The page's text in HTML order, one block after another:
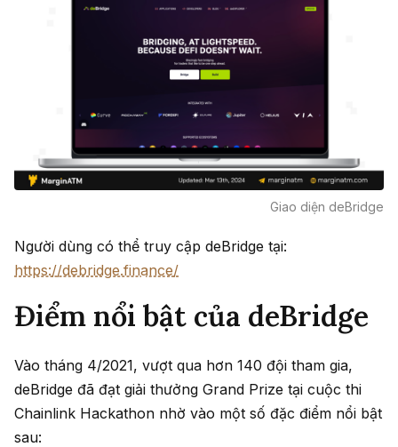
Giao diện deBridge
Người dùng có thể truy cập deBridge tại:
https://debridge.finance/
Điểm nổi bật của deBridge
Vào tháng 4/2021, vượt qua hơn 140 đội tham gia,
deBridge đã đạt giải thưởng Grand Prize tại cuộc thi
Chainlink Hackathon nhờ vào một số đặc điểm nổi bật
sau: